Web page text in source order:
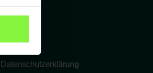
Impressum
Datenschutzerklärung